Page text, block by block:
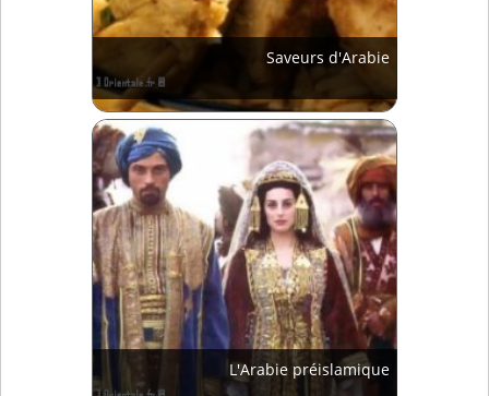
Saveurs d'Arabie
L'Arabie préislamique